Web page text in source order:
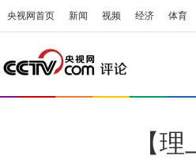
央视网首页 新闻 视频 经济 体育
【